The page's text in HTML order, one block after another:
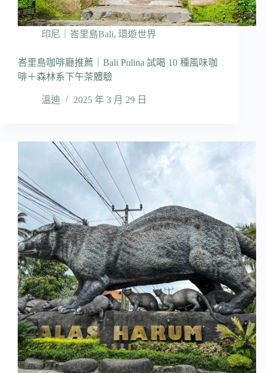
印尼｜峇里島Bali, 環遊世界
峇里島咖啡廳推薦｜Bali Pulina 試喝 10 種風味咖
啡＋森林系下午茶體驗
溫迪 2025 年 3 月 29 日